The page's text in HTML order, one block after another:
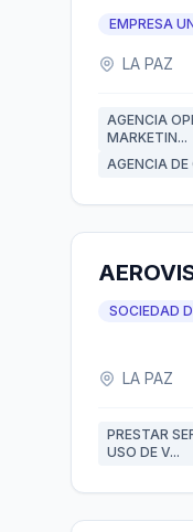
EMPRESA
LA PAZ
AGENCIA
MARKETIN...
AGENCIA
SOCIEDAD
LA PAZ
PRESTAR
USO DE V...